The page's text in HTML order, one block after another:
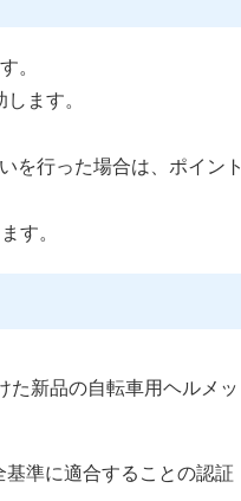
。
ます。
を行った場合は、ポイン
す。
新品の自転車用ヘルメ
基準に適合することの認証